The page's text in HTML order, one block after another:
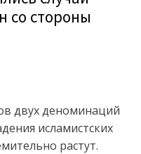
со стороны
двух деноминаций
исламистских
растут.